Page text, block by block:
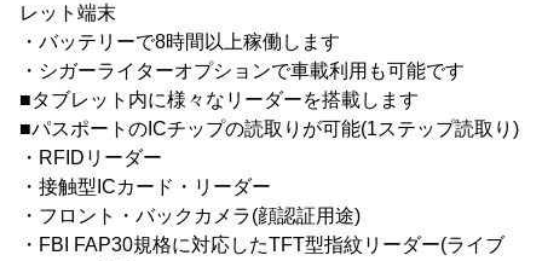
レット端末
・バッテリーで8時間以上稼働します
・シガーライターオプションで車載利用も可能です
■タブレット内に様々なリーダーを搭載します
■パスポートのICチップの読取りが可能(1ステップ読取り)
・RFIDリーダー
・接触型ICカード・リーダー
・フロント・バックカメラ(顔認証用途)
・FBI FAP30規格に対応したTFT型指紋リーダー(ライブ